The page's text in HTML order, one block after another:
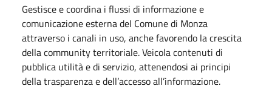
Gestisce e coordina i flussi di informazione e
comunicazione esterna del Comune di Monza
attraverso i canali in uso, anche favorendo la crescita
della community territoriale. Veicola contenuti di
pubblica utilità e di servizio, attenendosi ai principi
della trasparenza e dell’accesso all’informazione.